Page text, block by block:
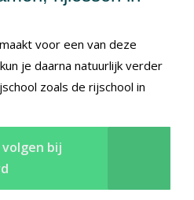
voor een van deze
je daarna natuurlijk verder
zoals de rijschool in
volgen bij